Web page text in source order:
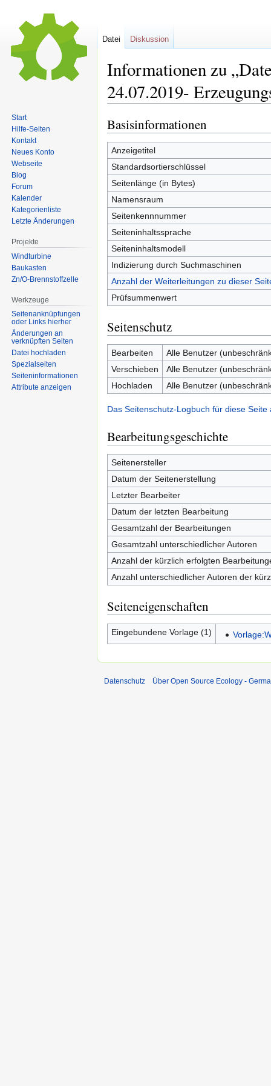
Informationen zu
24.07.2019-
Zur
Navigation
springen
Zur
Suche
springen
Basisinformationen
Anzeigetitel
Standardsortierschlüssel
Seitenlänge (in Bytes)
Namensraum
Seitenkennnummer
Seiteninhaltssprache
Seiteninhaltsmodell
Indizierung durch Suchmaschinen
Anzahl der Weiterleitungen zu dieser
Prüfsummenwert
Seitenschutz
Bearbeiten
Alle Benutzer
Verschieben
Alle Benutzer
Hochladen
Alle Benutzer
Das Seitenschutz-Logbuch für diese Seite
Bearbeitungsgeschichte
Seitenersteller
Datum der Seitenerstellung
Letzter Bearbeiter
Datum der letzten Bearbeitung
Gesamtzahl der Bearbeitungen
Gesamtzahl unterschiedlicher Autoren
Anzahl der kürzlich erfolgten
Anzahl unterschiedlicher Autoren der
Seiteneigenschaften
Eingebundene Vorlage (1)
Datei Diskussion
Start
Hilfe-Seiten
Kontakt
Neues Konto
Webseite
Blog
Forum
Kalender
Kategorienliste
Letzte Änderungen
Projekte
Windturbine
Baukasten
Zn/O-Brennstoffzelle
Werkzeuge
Seitenanknüpfungen
oder Links hierher
Änderungen an
verknüpften Seiten
Datei hochladen
Spezialseiten
Seiten­informationen
Attribute anzeigen
Datenschutz Über Open Source Ecology -